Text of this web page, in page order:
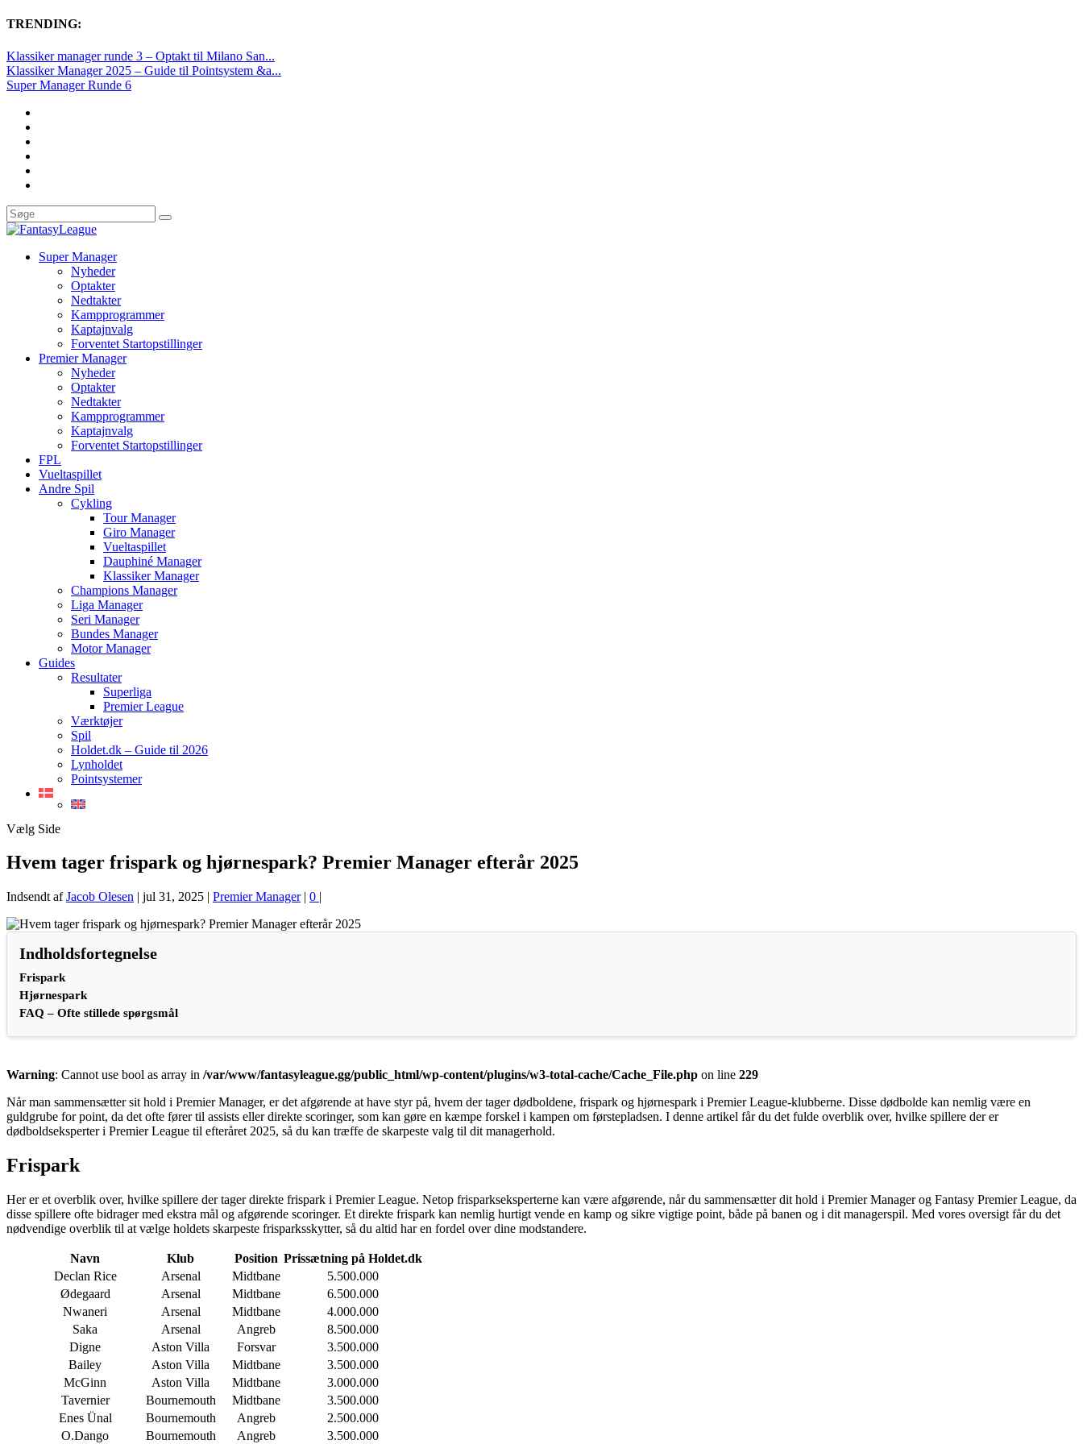
TRENDING:
Klassiker manager runde 3 – Optakt til Milano San...
Klassiker Manager 2025 – Guide til Pointsystem &a...
Super Manager Runde 6
Super Manager
Nyheder
Optakter
Nedtakter
Kampprogrammer
Kaptajnvalg
Forventet Startopstillinger
Premier Manager
Nyheder
Optakter
Nedtakter
Kampprogrammer
Kaptajnvalg
Forventet Startopstillinger
FPL
Vueltaspillet
Andre Spil
Cykling
Tour Manager
Giro Manager
Vueltaspillet
Dauphiné Manager
Klassiker Manager
Champions Manager
Liga Manager
Seri Manager
Bundes Manager
Motor Manager
Guides
Resultater
Superliga
Premier League
Værktøjer
Spil
Holdet.dk – Guide til 2026
Lynholdet
Pointsystemer
Vælg Side
Hvem tager frispark og hjørnespark? Premier Manager efterår 2025
Indsendt afJacob Olesen | jul 31, 2025 | Premier Manager| 0 |
Indholdsfortegnelse
Frispark
Hjørnespark
FAQ – Ofte stillede spørgsmål
Warning: Cannot use bool as array in /var/www/fantasyleague.gg/public_html/wp-content/plugins/w3-total-cache/Cache_File.php on line 229
Når man sammensætter sit hold i Premier Manager, er det afgørende at have styr på, hvem der tager dødboldene, frispark og hjørnespark i Premier League-klubberne. Disse dødbolde kan nemlig være en
guldgrube for point, da det ofte fører til assists eller direkte scoringer, som kan gøre en kæmpe forskel i kampen om førstepladsen. I denne artikel får du det fulde overblik over, hvilke spillere der er
dødboldseksperter i Premier League til efteråret 2025, så du kan træffe de skarpeste valg til dit managerhold.
Frispark
Her er et overblik over, hvilke spillere der tager direkte frispark i Premier League. Netop frisparkseksperterne kan være afgørende, når du sammensætter dit hold i Premier Manager og Fantasy Premier League, da
disse spillere ofte bidrager med ekstra mål og afgørende scoringer. Et direkte frispark kan nemlig hurtigt vende en kamp og sikre vigtige point, både på banen og i dit managerspil. Med vores oversigt får du det
nødvendige overblik til at vælge holdets skarpeste frisparksskytter, så du altid har en fordel over dine modstandere.
Navn Klub Position Prissætning på Holdet.dk
Declan Rice
Arsenal Midtbane
5.500.000
Ødegaard
Arsenal Midtbane
6.500.000
Nwaneri
Arsenal Midtbane
4.000.000
Saka
Arsenal Angreb
8.500.000
Digne
Aston Villa Forsvar
3.500.000
Bailey
Aston Villa Midtbane
3.500.000
McGinn
Aston Villa Midtbane
3.000.000
Tavernier
Bournemouth Midtbane
3.500.000
Enes Ünal
Bournemouth Angreb
2.500.000
O.Dango
Bournemouth Angreb
3.500.000